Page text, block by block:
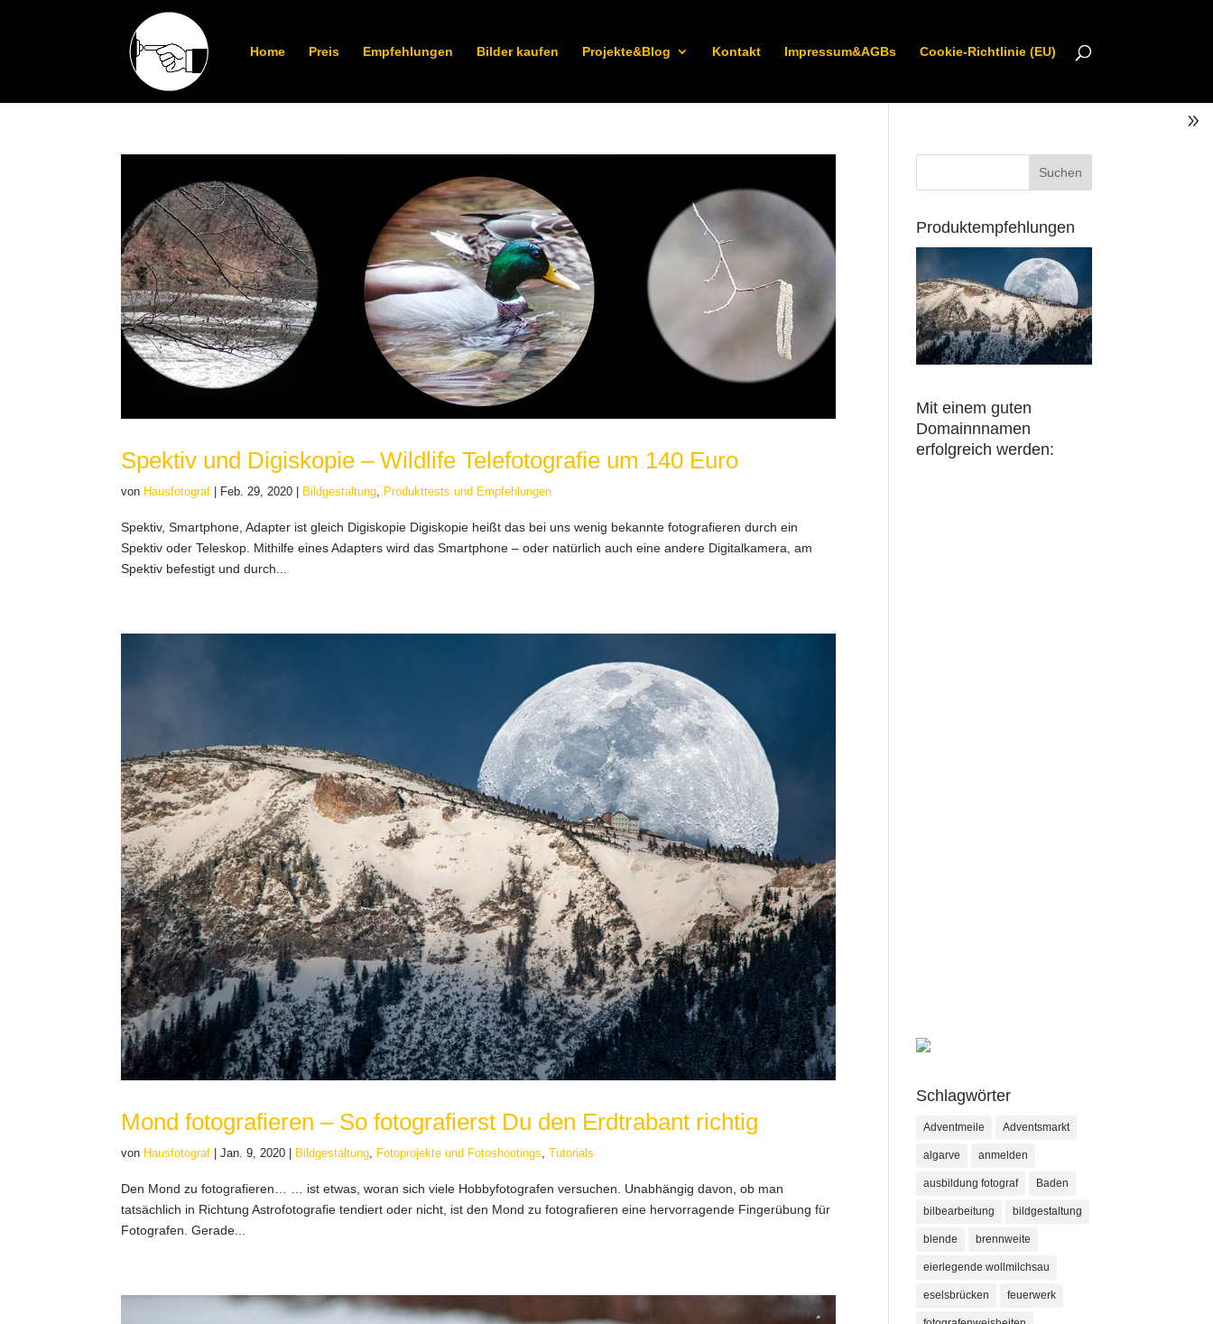
Home Preis Empfehlungen Bilder kaufen Projekte&Blog Kontakt Impressum&AGBs Cookie-Richtlinie (EU)
Spektiv und Digiskopie – Wildlife Telefotografie um 140 Euro
von Hausfotograf Feb. 29, 2020 Bildgestaltung, Produkttests und Empfehlungen
Spektiv, Smartphone, Adapter ist gleich Digiskopie Digiskopie heißt das bei uns wenig bekannte fotografieren durch ein
Spektiv oder Teleskop. Mithilfe eines Adapters wird das Smartphone – oder natürlich auch eine andere Digitalkamera, am
Spektiv befestigt und durch...
Mond fotografieren – So fotografierst Du den Erdtrabant richtig
von Hausfotograf |Jan. 9, 2020 Bildgestaltung Fotoprojekte und Fotoshootings ,Tutorials
Den Mond zu fotografieren… … ist etwas, woran sich viele Hobbyfotografen versuchen. Unabhängig davon, ob man
tatsächlich in Richtung Astrofotografie tendiert oder nicht, ist den Mond zu fotografieren eine hervorragende Fingerübung für
Fotografen. Gerade...
Produktempfehlungen
Mit einem guten
Domainnnamen
erfolgreich werden:
Schlagwörter
Adventmeile Adventsmarkt
algarve anmelden
ausbildung fotograf Baden
bilbearbeitung bildgestaltung
blende brennweite
eierlegende wollmilchsau
eselsbrücken feuerwerk